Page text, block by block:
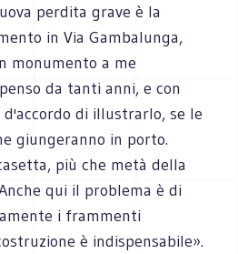
perdita grave è la
in Via Gambalunga,
monumento a me
da tanti anni, e con
d'accordo di illustrarlo, se le
giungeranno in porto.
più che metà della
qui il problema è di
i frammenti
è indispensabile».